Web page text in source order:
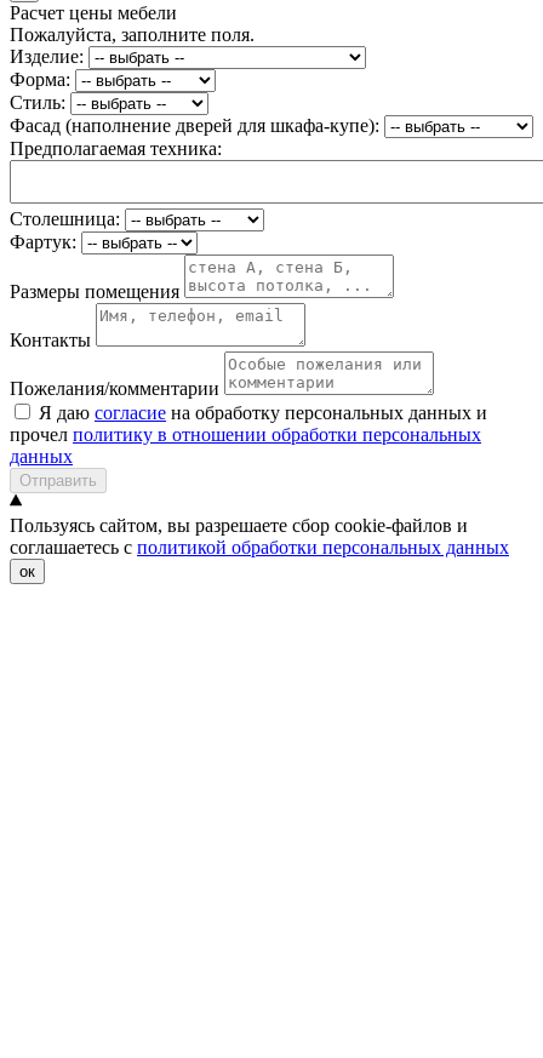
Расчет цены мебели
Пожалуйста, заполните поля.
Изделие:
Форма:
Стиль:
Фасад (наполнение дверей для шкафа-купе):
Предполагаемая техника:
Столешница:
Фартук:
Размеры помещения
Контакты
Пожелания/комментарии
Я даю согласие на обработку персональных данных и
прочел политику в отношении обработки персональных
данных
Отправить
Пользуясь сайтом, вы разрешаете сбор cookie-файлов и
соглашаетесь с политикой обработки персональных данных
ок